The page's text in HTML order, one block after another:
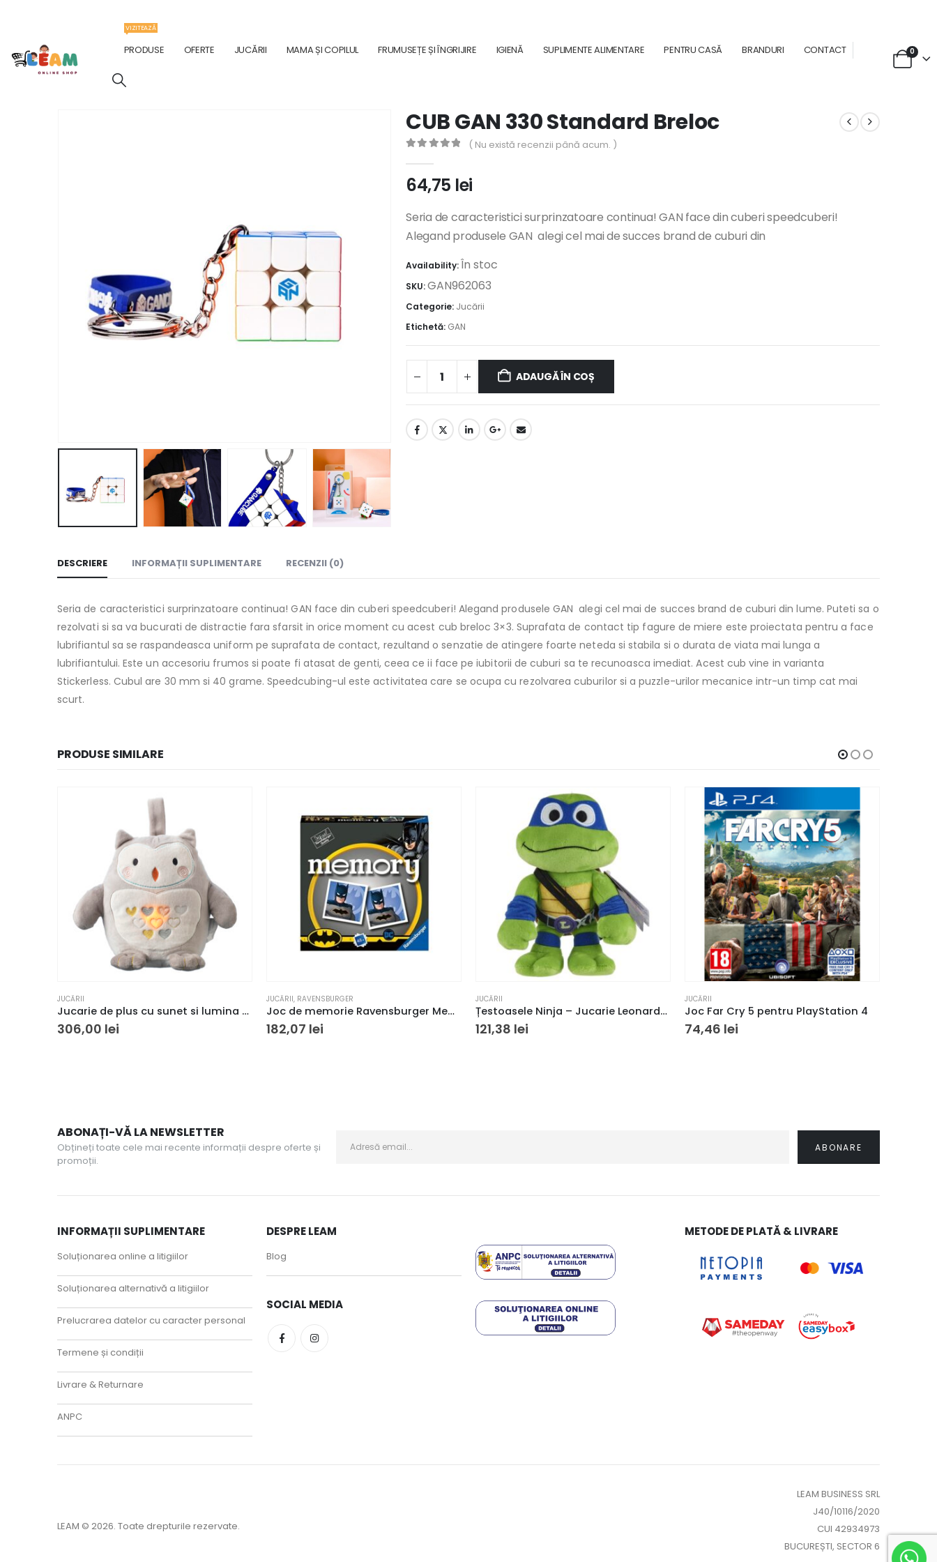
PRODUSE
VIZITEAZĂ
OFERTE JUCĂRII MAMA ȘI COPILUL FRUMUSEȚE ȘI ÎNGRIJIRE IGIENĂ SUPLIMENTE ALIMENTARE PENTRU CASĂ BRANDURI CONTACT 0
CUB GAN 330 Standard Breloc
( Nu există recenzii până acum. )
64,75 lei
Seria de caracteristici surprinzatoare continua! GAN face din cuberi speedcuberi!
Alegand produsele GAN ​ alegi cel mai de succes brand de cuburi din
Availability:În stoc
SKU:GAN962063
Categorie: Jucării
Etichetă: GAN
ADAUGĂ ÎN COȘ
DESCRIERE INFORMAȚII SUPLIMENTARE RECENZII (0)
Seria de caracteristici surprinzatoare continua! GAN face din cuberi speedcuberi! Alegand produsele GAN ​ alegi cel mai de succes brand de cuburi din lume. Puteti sa o
rezolvati si sa va bucurati de distractie fara sfarsit in orice moment cu acest cub breloc 3×3. Suprafata de contact tip fagure de miere este proiectata pentru a face
lubrifiantul sa se raspandeasca uniform pe suprafata de contact, rezultand o senzatie de atingere foarte neteda si stabila si o durata de viata mai lunga a
lubrifiantului. Este un accesoriu frumos si poate fi atasat de genti, ceea ce ii face pe iubitorii de cuburi sa te recunoasca imediat. Acest cub vine in varianta
Stickerless. Cubul are 30 mm si 40 grame. Speedcubing-ul este activitatea care se ocupa cu rezolvarea cuburilor si a puzzle-urilor mecanice intr-un timp cat mai
scurt.
PRODUSE SIMILARE
JUCĂRII
Jucarie de plus cu sunet si lumina The Gro Company, Reincarcabil, Forma de bufnita, Multicolor
306,00 lei
JUCĂRII, RAVENSBURGER
Joc de memorie Ravensburger Memory Batman
182,07 lei
JUCĂRII
Țestoasele Ninja – Jucarie Leonardo de pluș
121,38 lei
JUCĂRII
Joc Far Cry 5 pentru PlayStation 4
74,46 lei
ABONAȚI-VĂ LA NEWSLETTER
Obțineți toate cele mai recente informații despre oferte și
promoții.
INFORMAȚII SUPLIMENTARE
Soluționarea online a litigiilor
Soluționarea alternativă a litigiilor
Prelucrarea datelor cu caracter personal
Termene și condiții
Livrare & Returnare
ANPC
DESPRE LEAM
Blog
SOCIAL MEDIA
METODE DE PLATĂ & LIVRARE
LEAM © 2026. Toate drepturile rezervate.
LEAM BUSINESS SRL
J40/10116/2020
CUI 42934973
BUCUREȘTI, SECTOR 6